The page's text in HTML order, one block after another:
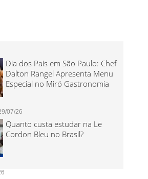
Dia dos Pais em São Paulo: Chef
Dalton Rangel Apresenta Menu
Especial no Miró Gastronomia
07/26
Quanto custa estudar na Le
Cordon Bleu no Brasil?